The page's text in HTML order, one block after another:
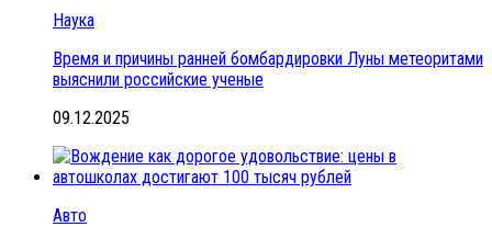
Наука
Время и причины ранней бомбардировки Луны метеоритами
выяснили российские ученые
09.12.2025
Авто